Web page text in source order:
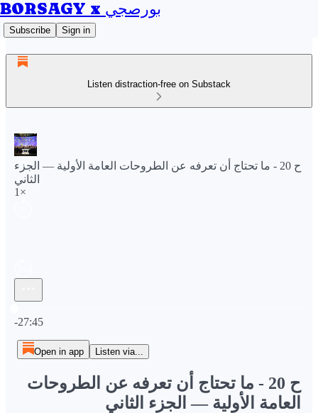
BORSAGY x بورصجي
Subscribe Sign in
Listen distraction-free on Substack
ح 20 - ما تحتاج أن تعرفه عن الطروحات العامة الأولية — الجزء
الثاني
1×
-27:45
Open in app Listen via...
ح 20 - ما تحتاج أن تعرفه عن الطروحات
العامة الأولية — الجزء الثاني